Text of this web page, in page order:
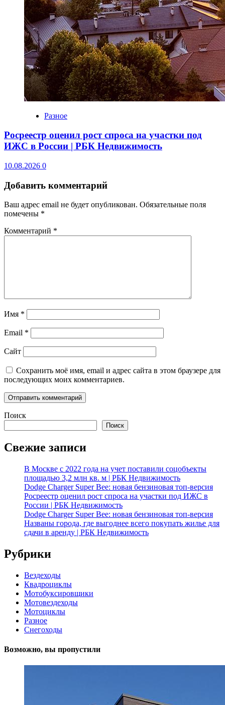
Разное
Росреестр оценил рост спроса на участки под
ИЖС в России | РБК Недвижимость
10.08.2026 0
Добавить комментарий
Ваш адрес email не будет опубликован. Обязательные поля
помечены *
Комментарий *
Имя *
Email *
Сайт
Сохранить моё имя, email и адрес сайта в этом браузере для
последующих моих комментариев.
Поиск
Поиск
Свежие записи
В Москве с 2022 года на учет поставили соцобъекты
площадью 3,2 млн кв. м | РБК Недвижимость
Dodge Charger Super Bee: новая бензиновая топ-версия
Росреестр оценил рост спроса на участки под ИЖС в
России | РБК Недвижимость
Dodge Charger Super Bee: новая бензиновая топ-версия
Названы города, где выгоднее всего покупать жилье для
сдачи в аренду | РБК Недвижимость
Рубрики
Вездеходы
Квадроциклы
Мотобуксировщики
Мотовездеходы
Мотоциклы
Разное
Снегоходы
Возможно, вы пропустили